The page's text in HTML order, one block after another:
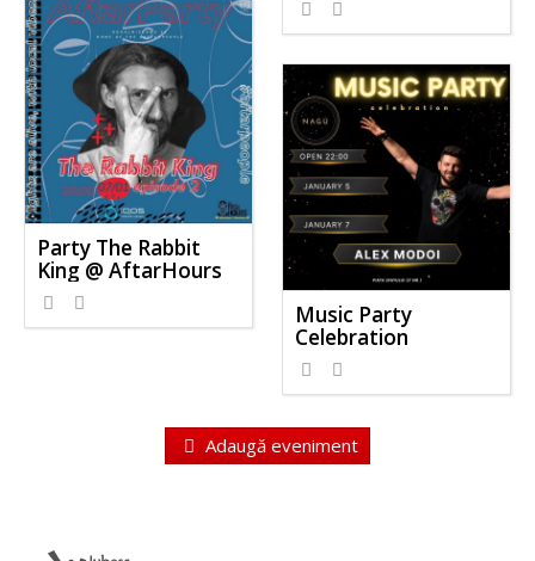
Party The Rabbit
King @ AftarHours
Music Party
Celebration
Adaugă eveniment